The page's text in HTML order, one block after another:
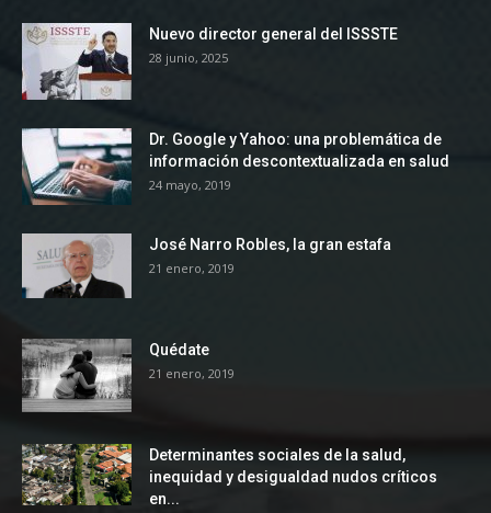
Nuevo director general del ISSSTE
28 junio, 2025
Dr. Google y Yahoo: una problemática de
información descontextualizada en salud
24 mayo, 2019
José Narro Robles, la gran estafa
21 enero, 2019
Quédate
21 enero, 2019
Determinantes sociales de la salud,
inequidad y desigualdad nudos críticos
en...